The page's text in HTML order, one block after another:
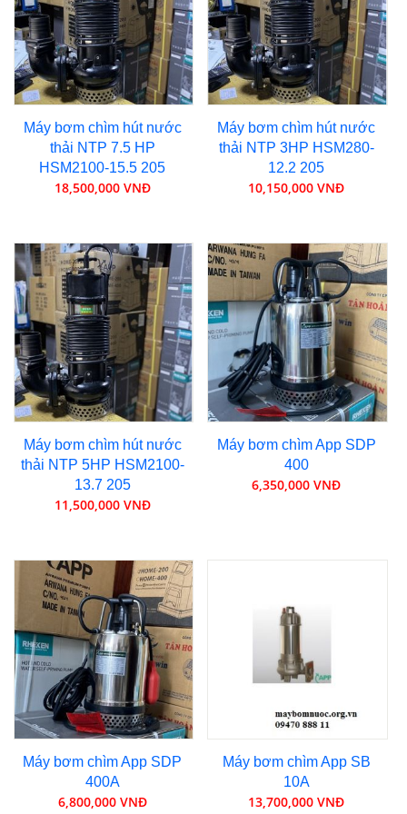
Máy bơm chìm hút nước
thải NTP 7.5 HP
HSM2100-15.5 205
18,500,000 VNĐ
Máy bơm chìm hút nước
thải NTP 3HP HSM280-
12.2 205
10,150,000 VNĐ
Máy bơm chìm hút nước
thải NTP 5HP HSM2100-
13.7 205
11,500,000 VNĐ
Máy bơm chìm App SDP
400
6,350,000 VNĐ
Máy bơm chìm App SDP
400A
6,800,000 VNĐ
Máy bơm chìm App SB
10A
13,700,000 VNĐ